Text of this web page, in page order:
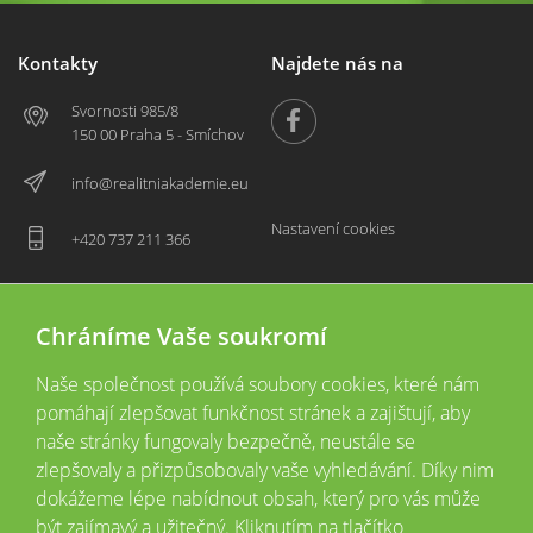
Kontakty
Svornosti 985/8
150 00 Praha 5 - Smíchov
info@realitniakademie.eu
+420 737 211 366
Najdete nás na
Nastavení cookies
2026 © CopyrightVšechna práva vyhrazena
Tyto webové stránky jsou provozovány společností Realitní akademie České
Chráníme Vaše soukromí
Naše společnost používá soubory cookies, které nám
pomáhají zlepšovat funkčnost stránek a zajištují, aby
naše stránky fungovaly bezpečně, neustále se
zlepšovaly a přizpůsobovaly vaše vyhledávání. Díky nim
dokážeme lépe nabídnout obsah, který pro vás může
být zajímavý a užitečný. Kliknutím na tlačítko